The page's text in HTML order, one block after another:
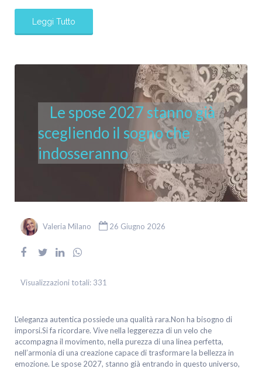
Leggi Tutto
Le spose 2027 stanno già
scegliendo il sogno che
indosseranno
Valeria Milano 26 Giugno 2026
Visualizzazioni totali: 331
L’eleganza autentica possiede una qualità rara.Non ha bisogno di
imporsi.Si fa ricordare. Vive nella leggerezza di un velo che
accompagna il movimento, nella purezza di una linea perfetta,
nell’armonia di una creazione capace di trasformare la bellezza in
emozione. Le spose 2027, stanno già entrando in questo universo,